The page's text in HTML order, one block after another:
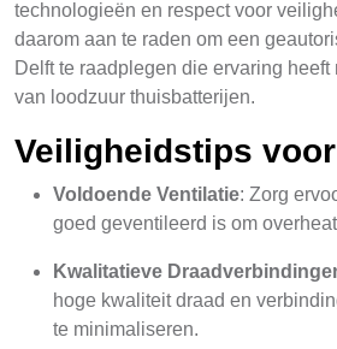
technologieën en respect voor
daarom aan te raden om een
Delft te raadplegen die ervaring heeft
van loodzuur thuisbatterijen.
Veiligheidstips
Voldoende Ventilatie: Zorg
goed geventileerd is om
Kwalitatieve
hoge kwaliteit draad en
te minimaliseren.